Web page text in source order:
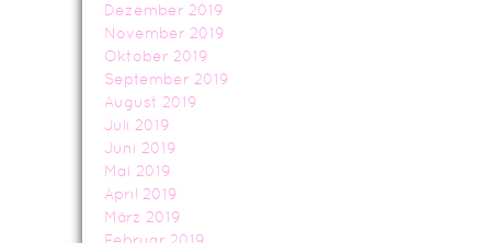
Dezember 2019
November 2019
Oktober 2019
September 2019
August 2019
Juli 2019
Juni 2019
Mai 2019
April 2019
März 2019